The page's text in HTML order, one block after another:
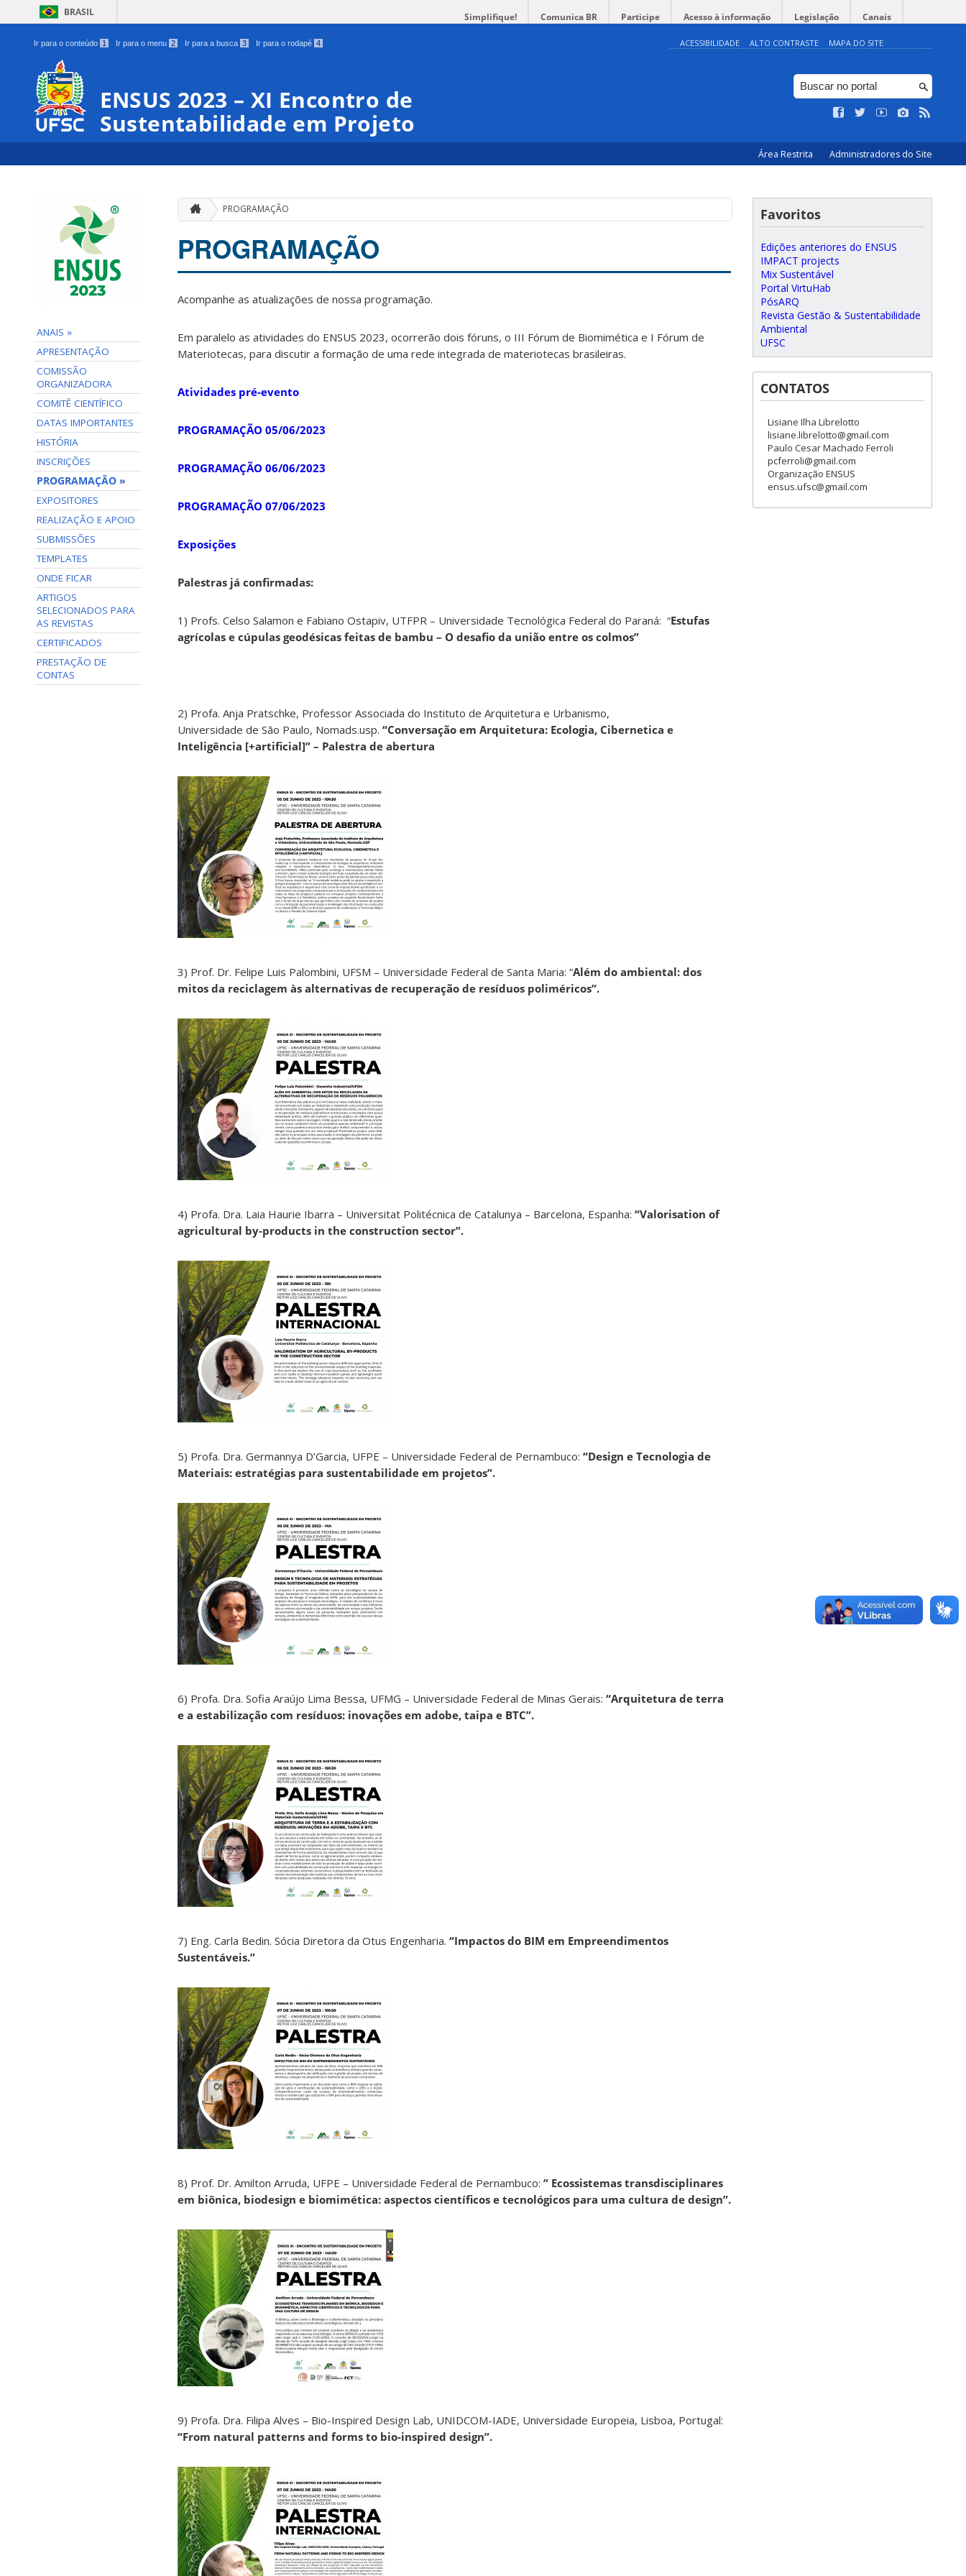
BRASIL Simplifique! Comunica BR Participe Acesso à informação Legislação Canais
Ir para o conteúdo 1 Ir para o menu 2 Ir para a busca 3 Ir para o rodapé 4 ACESSIBILIDADE ALTO CONTRASTE MAPA DO SITE
ENSUS 2023 – XI Encontro de
Sustentabilidade em Projeto
Área Restrita Administradores do Site
ANAIS »
APRESENTAÇÃO
COMISSÃO
ORGANIZADORA
COMITÊ CIENTÍFICO
DATAS IMPORTANTES
HISTÓRIA
INSCRIÇÕES
PROGRAMAÇÃO »
EXPOSITORES
REALIZAÇÃO E APOIO
SUBMISSÕES
TEMPLATES
ONDE FICAR
ARTIGOS
SELECIONADOS PARA
AS REVISTAS
CERTIFICADOS
PRESTAÇÃO DE
CONTAS
PROGRAMAÇÃO
PROGRAMAÇÃO
Acompanhe as atualizações de nossa programação.
Em paralelo as atividades do ENSUS 2023, ocorrerão dois fóruns, o III Fórum de Biomimética e I Fórum de
Materiotecas, para discutir a formação de uma rede integrada de materiotecas brasileiras.
Atividades pré-evento
PROGRAMAÇÃO 05/06/2023
PROGRAMAÇÃO 06/06/2023
PROGRAMAÇÃO 07/06/2023
Exposições
Palestras já confirmadas:
1) Profs. Celso Salamon e Fabiano Ostapiv, UTFPR – Universidade Tecnológica Federal do Paraná: “Estufas
agrícolas e cúpulas geodésicas feitas de bambu – O desafio da união entre os colmos”
2) Profa. Anja Pratschke, Professor Associada do Instituto de Arquitetura e Urbanismo,
Universidade de São Paulo, Nomads.usp. “Conversação em Arquitetura: Ecologia, Cibernetica e
Inteligência [+artificial]” – Palestra de abertura
3) Prof. Dr. Felipe Luis Palombini, UFSM – Universidade Federal de Santa Maria: “Além do ambiental: dos
mitos da reciclagem às alternativas de recuperação de resíduos poliméricos”.
4) Profa. Dra. Laia Haurie Ibarra – Universitat Politécnica de Catalunya – Barcelona, Espanha: “Valorisation of
agricultural by-products in the construction sector”.
5) Profa. Dra. Germannya D’Garcia, UFPE – Universidade Federal de Pernambuco: “Design e Tecnologia de
Materiais: estratégias para sustentabilidade em projetos”.
6) Profa. Dra. Sofia Araújo Lima Bessa, UFMG – Universidade Federal de Minas Gerais: “Arquitetura de terra
e a estabilização com resíduos: inovações em adobe, taipa e BTC”.
7) Eng. Carla Bedin. Sócia Diretora da Otus Engenharia. “Impactos do BIM em Empreendimentos
Sustentáveis.”
8) Prof. Dr. Amilton Arruda, UFPE – Universidade Federal de Pernambuco: ” Ecossistemas transdisciplinares
em biônica, biodesign e biomimética: aspectos científicos e tecnológicos para uma cultura de design”.
9) Profa. Dra. Filipa Alves – Bio-Inspired Design Lab, UNIDCOM-IADE, Universidade Europeia, Lisboa, Portugal:
“From natural patterns and forms to bio-inspired design”.
Favoritos
Edições anteriores do ENSUS
IMPACT projects
Mix Sustentável
Portal VirtuHab
PósARQ
Revista Gestão & Sustentabilidade
Ambiental
UFSC
CONTATOS
Lisiane Ilha Librelotto
lisiane.librelotto@gmail.com
Paulo Cesar Machado Ferroli
pcferroli@gmail.com
Organização ENSUS
ensus.ufsc@gmail.com